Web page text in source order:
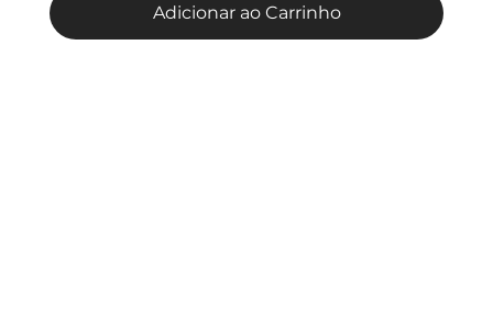
Adicionar ao Carrinho